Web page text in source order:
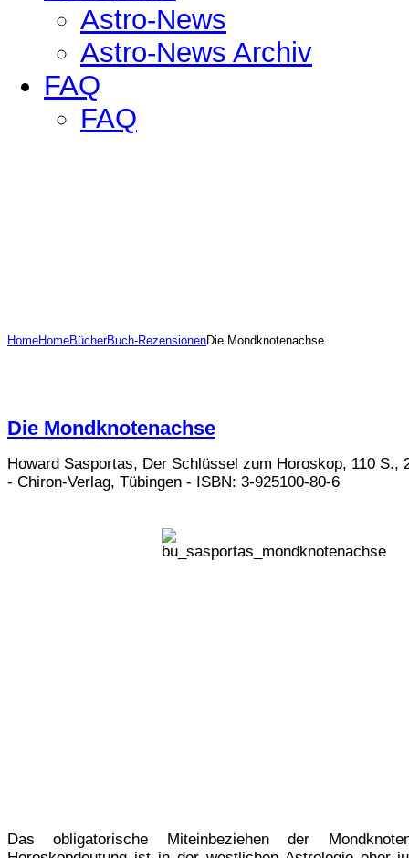
Astro-News
Astro-News Archiv
FAQ
FAQ
HomeHomeBücherBuch-RezensionenDie Mondknotenachse
Die Mondknotenachse
Howard Sasportas, Der Schlüssel zum Horoskop, 110 S.,
- Chiron-Verlag, Tübingen - ISBN: 3-925100-80-6
Das obligatorische Miteinbeziehen der